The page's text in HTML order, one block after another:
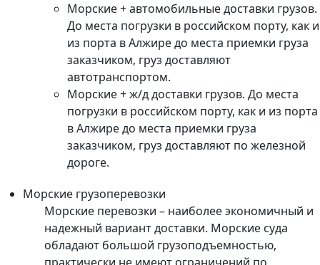
Морские + автомобильные доставки грузов.
До места погрузки в российском порту, как и
из порта в Алжире до места приемки груза
заказчиком, груз доставляют
автотранспортом.
Морские + ж/д доставки грузов. До места
погрузки в российском порту, как и из порта
в Алжире до места приемки груза
заказчиком, груз доставляют по железной
дороге.
Морские грузоперевозки
Морские перевозки – наиболее экономичный и
надежный вариант доставки. Морские суда
обладают большой грузоподъемностью,